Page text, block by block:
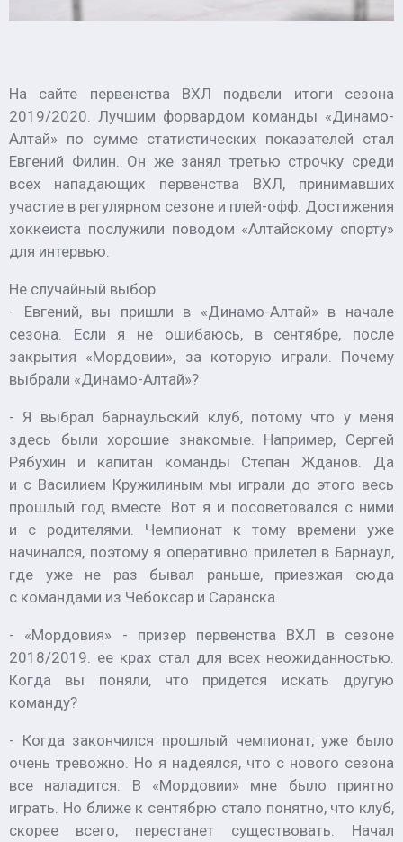
На сайте первенства ВХЛ подвели итоги сезона
2019/2020. Лучшим форвардом команды «Динамо-
Алтай» по сумме статистических показателей стал
Евгений Филин. Он же занял третью строчку среди
всех нападающих первенства ВХЛ, принимавших
участие в регулярном сезоне и плей-офф. Достижения
хоккеиста послужили поводом «Алтайскому спорту»
для интервью.
Не случайный выбор
- Евгений, вы пришли в «Динамо-Алтай» в начале
сезона. Если я не ошибаюсь, в сентябре, после
закрытия «Мордовии», за которую играли. Почему
выбрали «Динамо-Алтай»?
- Я выбрал барнаульский клуб, потому что у меня
здесь были хорошие знакомые. Например, Сергей
Рябухин и капитан команды Степан Жданов. Да
и с Василием Кружилиным мы играли до этого весь
прошлый год вместе. Вот я и посоветовался с ними
и с родителями. Чемпионат к тому времени уже
начинался, поэтому я оперативно прилетел в Барнаул,
где уже не раз бывал раньше, приезжая сюда
с командами из Чебоксар и Саранска.
- «Мордовия» - призер первенства ВХЛ в сезоне
2018/2019. ее крах стал для всех неожиданностью.
Когда вы поняли, что придется искать другую
команду?
- Когда закончился прошлый чемпионат, уже было
очень тревожно. Но я надеялся, что с нового сезона
все наладится. В «Мордовии» мне было приятно
играть. Но ближе к сентябрю стало понятно, что клуб,
скорее всего, перестанет существовать. Начал